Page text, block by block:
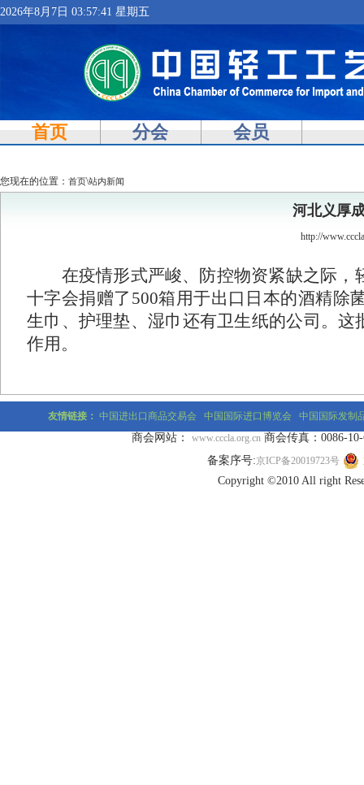
2026年8月7日 03:57:41 星期五
首页 分会 会员
您现在的位置： 首页\站内新闻
河北义厚
http://
在疫情形式严峻、防控物资紧缺之际
十字会捐赠了 500箱用于出口日本的酒精除
生巾、护理垫、湿巾还有卫生纸的公司。这
作用。
友情链接： 中国进出口商品交易会 中国国际进口博览会 中国国际发制
商会网站： www.cccla.org.cn 商会传真：0086-10-
备案序号:京ICP备20019723号
Copyright ©2010 All right